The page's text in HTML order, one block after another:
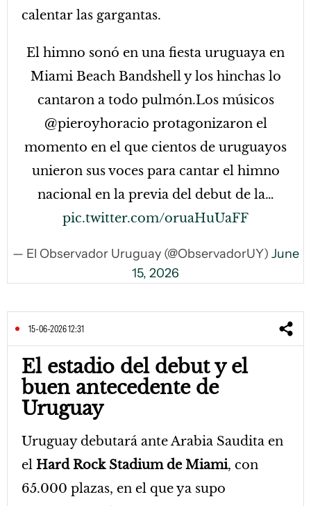
calentar las gargantas.
El himno sonó en una fiesta uruguaya en
Miami Beach Bandshell y los hinchas lo
cantaron a todo pulmón.Los músicos
@pieroyhoracio protagonizaron el
momento en el que cientos de uruguayos
unieron sus voces para cantar el himno
nacional en la previa del debut de la…
pic.twitter.com/oruaHuUaFF
— El Observador Uruguay (@ObservadorUY) June
15, 2026
15-06-2026 12:31
El estadio del debut y el
buen antecedente de
Uruguay
Uruguay debutará ante Arabia Saudita en
el Hard Rock Stadium de Miami, con
65.000 plazas, en el que ya supo